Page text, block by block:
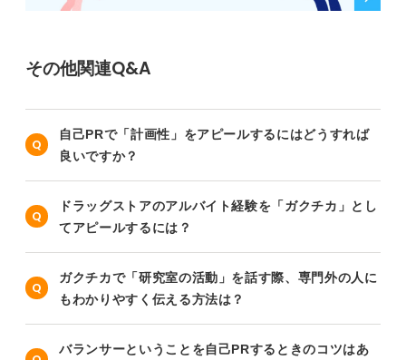
その他関連Q&A
自己PRで「計画性」をアピールするにはどうすれば
良いですか？
ドラッグストアのアルバイト経験を「ガクチカ」とし
てアピールするには？
ガクチカで「研究室の活動」を話す際、専門外の人に
もわかりやすく伝える方法は？
バランサーということを自己PRするときのコツはあ